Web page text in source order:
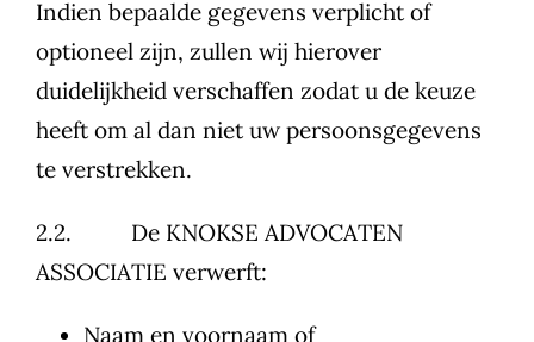
Indien bepaalde gegevens verplicht of
optioneel zijn, zullen wij hierover
duidelijkheid verschaffen zodat u de keuze
heeft om al dan niet uw persoonsgegevens
te verstrekken.
2.2. De KNOKSE ADVOCATEN
ASSOCIATIE verwerft:
Naam en voornaam of